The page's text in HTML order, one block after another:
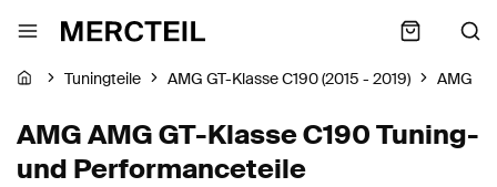
Tuningteile AMG GT-Klasse C190 (2015 - 2019) AMG
AMG AMG GT-Klasse C190 Tuning-
und Performanceteile